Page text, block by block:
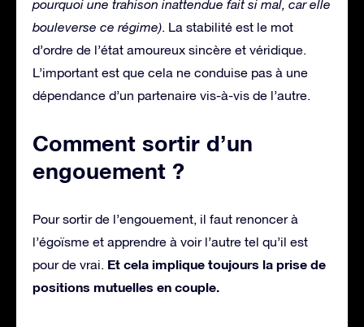
pourquoi une trahison inattendue fait si mal, car elle
bouleverse ce régime). La stabilité est le mot
d’ordre de l’état amoureux sincère et véridique.
L’important est que cela ne conduise pas à une
dépendance d’un partenaire vis-à-vis de l’autre.
Comment sortir d’un
engouement ?
Pour sortir de l’engouement, il faut renoncer à
l’égoïsme et apprendre à voir l’autre tel qu’il est
pour de vrai. Et cela implique toujours la prise de
positions mutuelles en couple.